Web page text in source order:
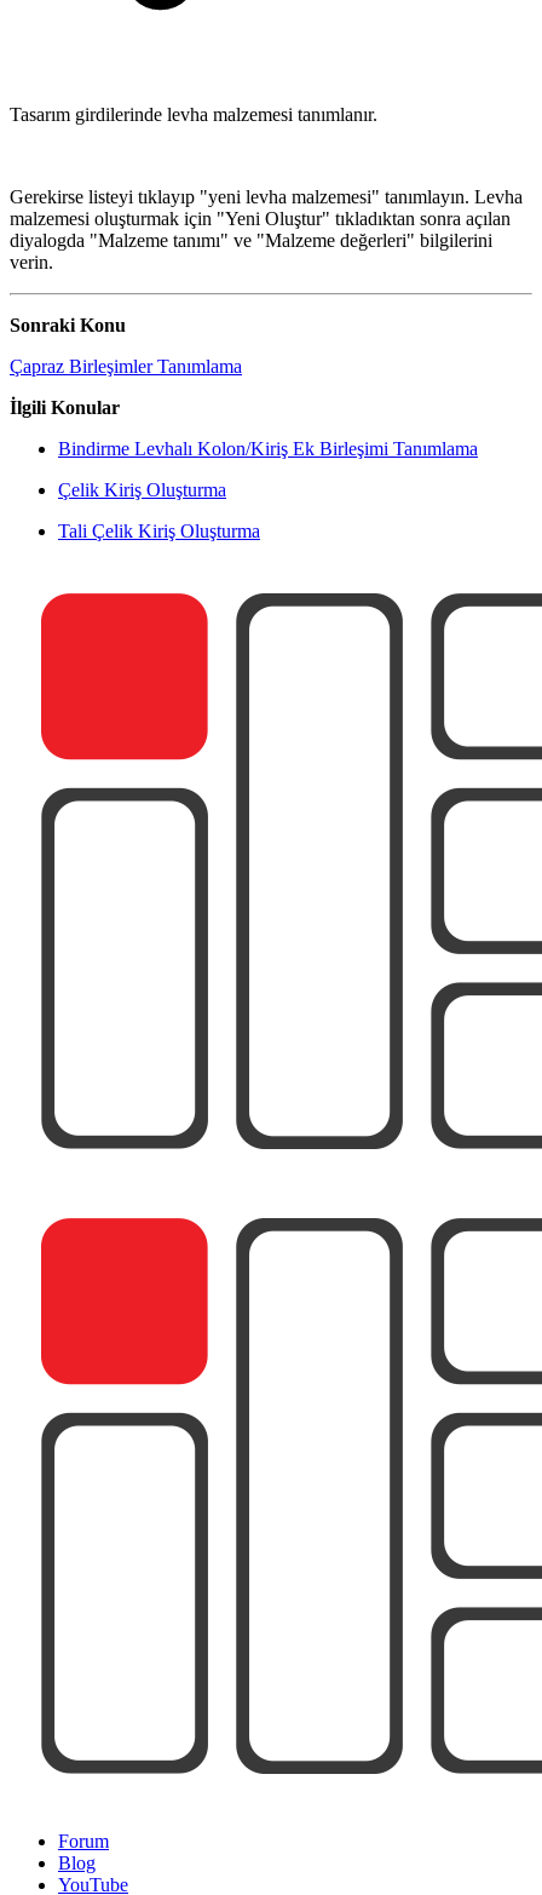
Tasarım girdilerinde levha malzemesi tanımlanır.
Gerekirse listeyi tıklayıp "yeni levha malzemesi" tanımlayın. Levha
malzemesi oluşturmak için "Yeni Oluştur" tıkladıktan sonra açılan
diyalogda "Malzeme tanımı" ve "Malzeme değerleri" bilgilerini
verin.
Sonraki Konu
Çapraz Birleşimler Tanımlama
İlgili Konular
Bindirme Levhalı Kolon/Kiriş Ek Birleşimi Tanımlama
Çelik Kiriş Oluşturma
Tali Çelik Kiriş Oluşturma
Forum
Blog
YouTube